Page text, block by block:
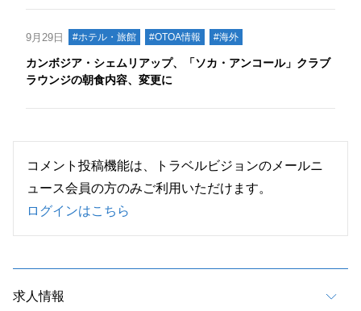
9月29日 #ホテル・旅館 #OTOA情報 #海外
カンボジア・シェムリアップ、「ソカ・アンコール」クラブ
ラウンジの朝食内容、変更に
コメント投稿機能は、トラベルビジョンのメールニ
ュース会員の方のみご利用いただけます。
ログインはこちら
求人情報